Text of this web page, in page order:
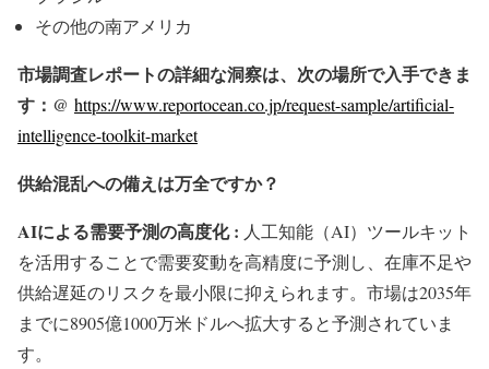
その他の南アメリカ
市場調査レポートの詳細な洞察は、次の場所で入手できま
す：@ https://www.reportocean.co.jp/request-sample/artificial-
intelligence-toolkit-market
供給混乱への備えは万全ですか？
AIによる需要予測の高度化 : 人工知能（AI）ツールキット
を活用することで需要変動を高精度に予測し、在庫不足や
供給遅延のリスクを最小限に抑えられます。市場は2035年
までに8905億1000万米ドルへ拡大すると予測されていま
す。